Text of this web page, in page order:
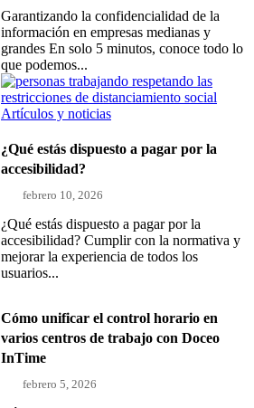
Garantizando la confidencialidad de la
información en empresas medianas y
grandes En solo 5 minutos, conoce todo lo
que podemos...
Artículos y noticias
¿Qué estás dispuesto a pagar por la
accesibilidad?
febrero 10, 2026
¿Qué estás dispuesto a pagar por la
accesibilidad? Cumplir con la normativa y
mejorar la experiencia de todos los
usuarios...
Cómo unificar el control horario en
varios centros de trabajo con Doceo
InTime
febrero 5, 2026